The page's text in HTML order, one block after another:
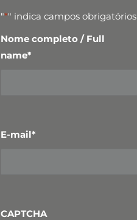
"*" indica campos obrigatórios
Nome completo / Full
name*
E-mail*
CAPTCHA